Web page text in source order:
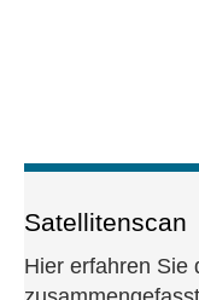
Satellitenscan
Hier erfahren Sie